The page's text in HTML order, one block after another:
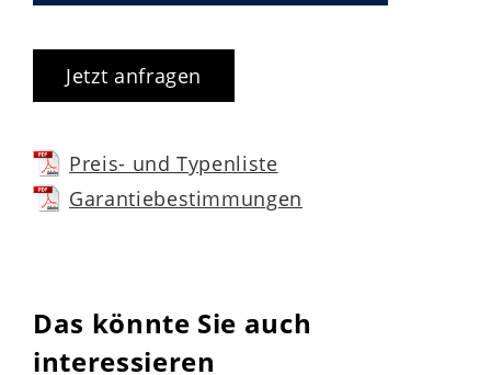
Jetzt anfragen
Preis- und Typenliste
Garantiebestimmungen
Das könnte Sie auch
interessieren